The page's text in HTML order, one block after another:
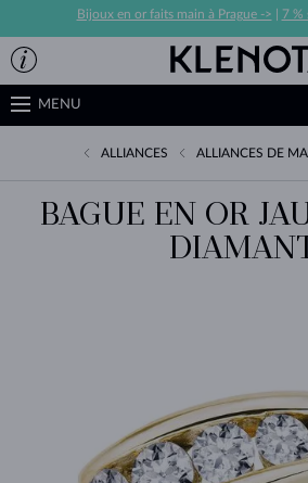
Bijoux en or faits main à Prague -> 7 %
MENU
ALLIANCES ALLIANCES DE
BAGUE EN OR